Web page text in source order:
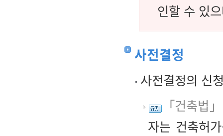
인할 수 있
사전결정
사전결정의 신
「건축법
자는 건축허